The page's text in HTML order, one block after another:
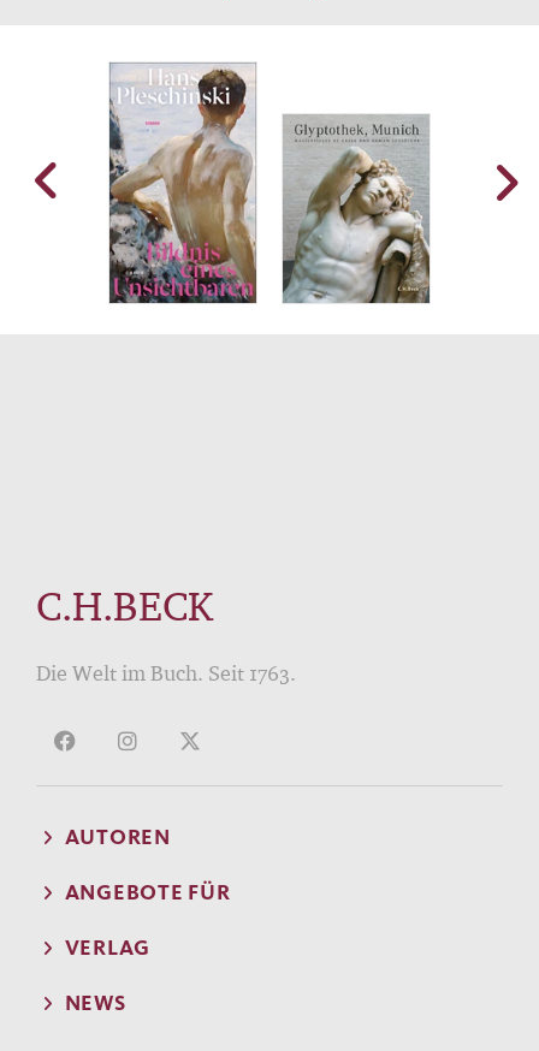
C.H.BECK
Die Welt im Buch. Seit 1763.
AUTOREN
ANGEBOTE FÜR
VERLAG
NEWS